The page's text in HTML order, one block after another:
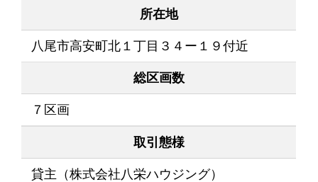
所在地
八尾市高安町北１丁目３４ー１９付近
総区画数
７区画
取引態様
貸主（株式会社八栄ハウジング）